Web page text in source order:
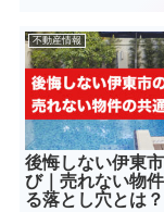
不動産情報
後悔しない伊東
び｜売れない物
る落とし穴とは？